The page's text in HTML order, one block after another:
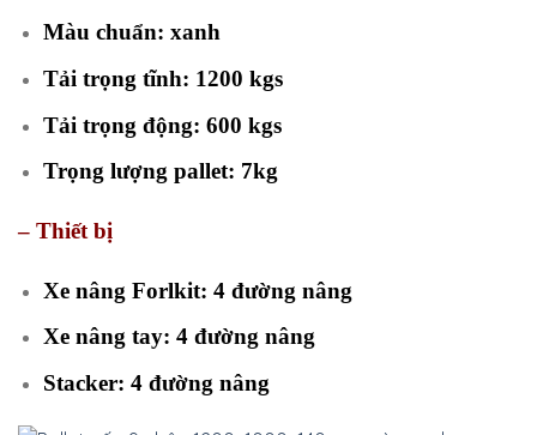
Màu chuẩn: xanh
Tải trọng tĩnh: 1200 kgs
Tải trọng động: 600 kgs
Trọng lượng pallet: 7kg
– Thiết bị
Xe nâng Forlkit: 4 đường nâng
Xe nâng tay: 4 đường nâng
Stacker: 4 đường nâng